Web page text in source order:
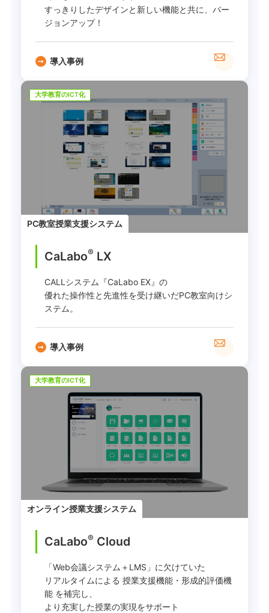
すっきりしたデザインと新しい機能と共に、バー
ジョンアップ！
導入事例
大学教育のICT化
PC教室授業支援システム
CaLabo® LX
CALLシステム『CaLabo EX』の
優れた操作性と先進性を受け継いだPC教室向けシ
ステム。
導入事例
大学教育のICT化
オンライン授業支援システム
CaLabo® ︎ Cloud
「Web会議システム＋LMS」に欠けていた
リアルタイムによる 授業支援機能・形成的評価機
能 を補完し、
より充実した授業の実現をサポート